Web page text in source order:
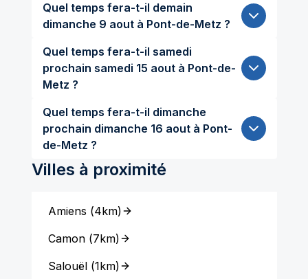
Quel temps fera-t-il demain
dimanche 9 aout à Pont-de-Metz ?
Quel temps fera-t-il samedi
prochain samedi 15 aout à Pont-de-
Metz ?
Quel temps fera-t-il dimanche
prochain dimanche 16 aout à Pont-
de-Metz ?
Villes à proximité
Amiens (4km)
Camon(7km)
Salouël(1km)